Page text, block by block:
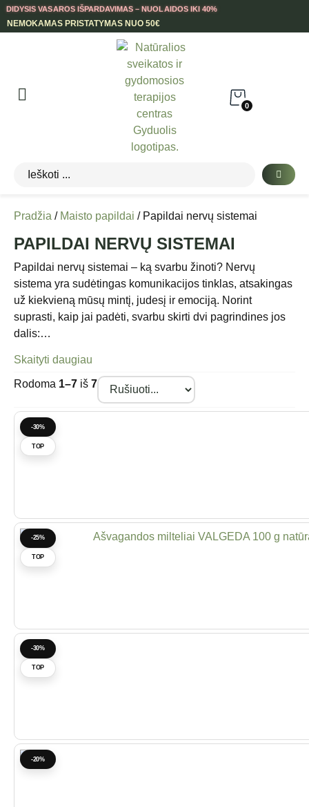
DIDYSIS VASAROS IŠPARDAVIMAS – NUOLAIDOS IKI 40%
NEMOKAMAS PRISTATYMAS NUO 50€
0
Pradžia / Maisto papildai / Papildai nervų sistemai
PAPILDAI NERVŲ SISTEMAI
Papildai nervų sistemai – ką svarbu žinoti? Nervų
sistema yra sudėtingas komunikacijos tinklas, atsakingas
už kiekvieną mūsų mintį, judesį ir emociją. Norint
suprasti, kaip jai padėti, svarbu skirti dvi pagrindines jos
dalis:…
Skaityti daugiau
Rodoma 1–7 iš 7
-30%
TOP
-25%
TOP
-30%
TOP
-20%